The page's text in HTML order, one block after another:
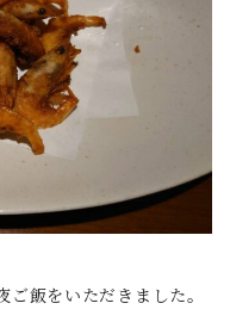
飯をいただきました。